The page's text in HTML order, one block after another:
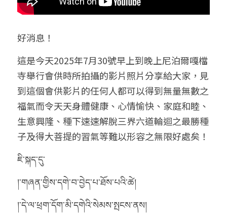
好消息！
這是今天2025年7月30號早上到晚上尼泊爾嘎檔
寺舉行會供時所拍攝的影片照片分享給大家，見
到這個會供影片的任何人都可以得到無量無數之
福氣而令天天身體健康、心情愉快、家庭和睦、
生意興隆、種下速速解脫三界六道輪迴之最勝種
子及得大菩提的習氣等難以形容之無限好處矣！
ཇི་སྐད་དུ་
།་གཞན་གྱིས་དགེ་བ་བྱེད་པ་ཐོས་པའི་ཚེ།
།་དེ་ལ་ཕྲག་དོག་མི་དགེའི་སེམས་སྤངས་ནས།